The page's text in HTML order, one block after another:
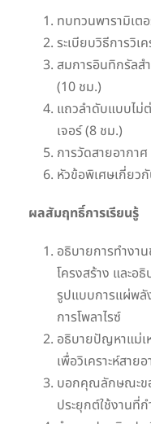
ทบทวนพารามิเต
ระเบียบวิธีการวิเ
สมการอินทิกรัลส
(10 ชม.)
แถวลำดับแบบไม่
เจอร์ (8 ชม.)
การวัดสายอากา
หัวข้อพิเศษเกี่ยว
ผลสัมฤทธิ์การเรียนรู้
อธิบายการทำงา
โครงสร้าง และอ
รูปแบบการแผ่พลั
การโพลาไรซ์
อธิบายปัญหาแม่เ
เพื่อวิเคราะห์สาย
บอกคุณลักษณะข
ประยุกต์ใช้งานที่